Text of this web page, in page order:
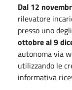
Dal 12
rilevatore
presso uno
ottobre al 9
autonoma via
utilizzando le
informativa